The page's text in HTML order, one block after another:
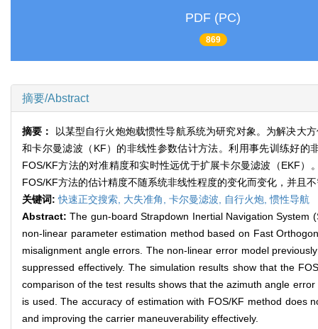
PDF (PC)
869
摘要/Abstract
摘要： 以某型自行火炮炮载惯性导航系统为研究对象。为解决大
和卡尔曼滤波（KF）的非线性参数估计方法。利用事先训练好
FOS/KF方法的对准精度和实时性远优于扩展卡尔曼滤波（EKF
FOS/KF方法的估计精度不随系统非线性程度的变化而变化，并且
关键词:快速正交搜索, 大失准角, 卡尔曼滤波, 自行火炮,惯性导航
Abstract:The gun-board Strapdown Inertial Navigation System
non-linear parameter estimation method based on Fast
misalignment angle errors. The non-linear error model
suppressed effectively. The simulation results show that the
comparison of the test results shows that the azimuth angle
is used. The accuracy of estimation with FOS/KF method does
and improving the carrier maneuverability effectively.